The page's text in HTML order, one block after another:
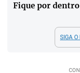
Fique por
SIGA O